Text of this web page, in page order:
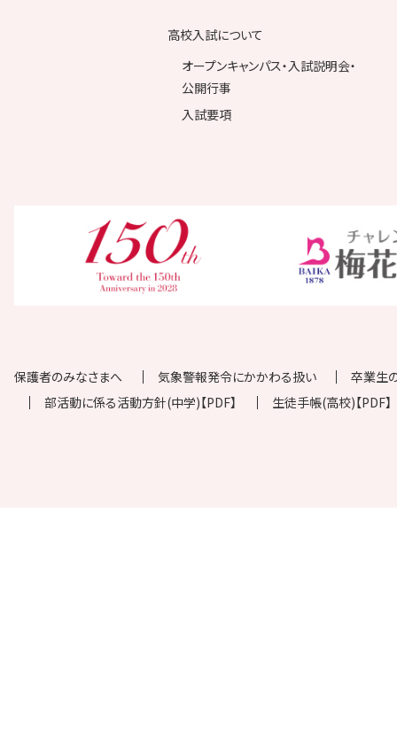
高校入試について
オープンキャンパス・入試説明会・
公開行事
入試要項
保護者のみなさまへ 気象警報発令にかかわる扱い
卒業生
部活動に係る活動方針(中学)【PDF】
生徒手帳(高校)【PDF】